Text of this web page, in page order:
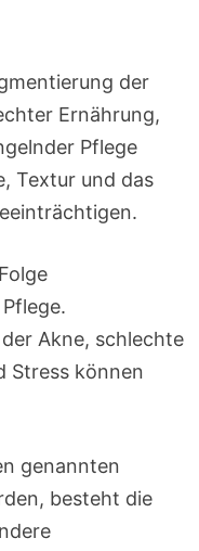
der
Ernährung,
Pflege
Textur und das
Akne, schlechte
Stress können
genannten
besteht die